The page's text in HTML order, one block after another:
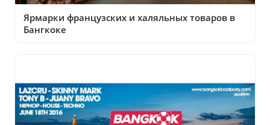
Ярмарки французских и халяльных товаров в
Бангкоке